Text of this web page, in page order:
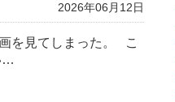
2026年06月12日
を見てしまった。 こ
…